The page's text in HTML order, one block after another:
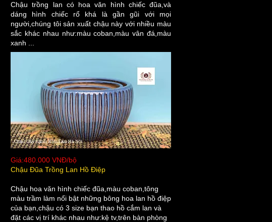
Chậu trồng lan có hoa văn hình chiếc đũa,và
dáng hình chiếc rổ khá là gần gũi với mọi
người,chúng tôi sản xuất chậu này với nhiều màu
sắc khác nhau như:màu coban,màu vân đá,màu
xanh ...
Giá:480.000 VNĐ/bộ
Chậu Đũa Trồng Lan Hồ Điệp
Chậu hoa văn hình chiếc đũa,màu coban,tông
màu trầm làm nổi bật những bông hoa lan hồ điệp
của bạn,chậu có 3 size bạn thao hồ cắm lan và
đặt các vị trí khác nhau như:kệ tv,trên bàn phòng